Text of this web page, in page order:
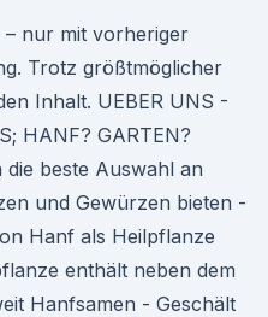
– nur mit vorheriger
Trotz größtmöglicher
Inhalt. UEBER UNS -
HANF? GARTEN?
beste Auswahl an
und Gewürzen bieten -
Hanf als Heilpflanze
enthält neben dem
Hanfsamen - Geschält